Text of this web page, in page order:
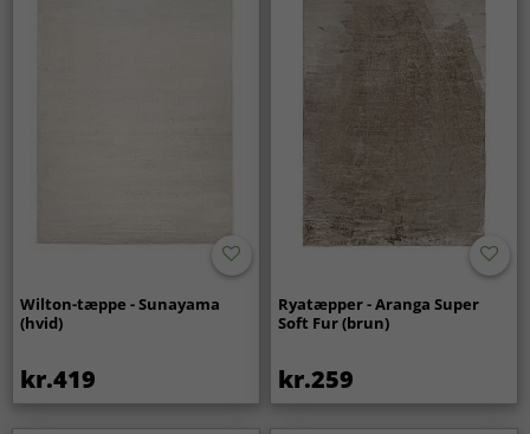
Wilton-tæppe - Sunayama
(hvid)
kr.419
Ryatæpper - Aranga Super
Soft Fur (brun)
kr.259